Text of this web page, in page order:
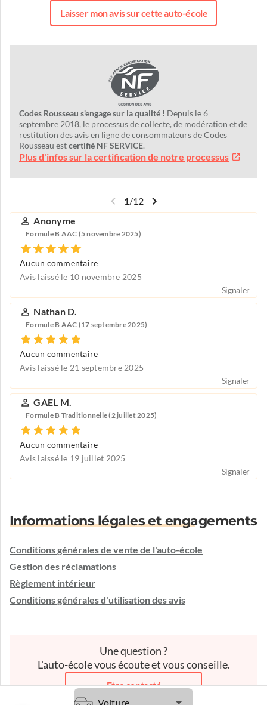
Laisser mon avis sur cette auto-école
Codes Rousseau s'engage sur la qualité ! Depuis le 6
septembre 2018, le processus de collecte, de modération et de
restitution des avis en ligne de consommateurs de Codes
Rousseau estcertifié NF SERVICE.
Plus d'infos sur la certification de notre processus
1/12
Anonyme
Formule B AAC (5 novembre 2025)
Aucun commentaire
Avis laissé le 10 novembre 2025
Signaler
Nathan D.
Formule B AAC (17 septembre 2025)
Aucun commentaire
Avis laissé le 21 septembre 2025
Signaler
GAEL M.
Formule B Traditionnelle (2 juillet 2025)
Aucun commentaire
Avis laissé le 19 juillet 2025
Signaler
Informations légales et engagements
Conditions générales de vente de l'auto-école
Gestion des réclamations
Règlement intérieur
Conditions générales d'utilisation des avis
Une question ?
L'auto-école vous écoute et vous conseille.
Etre contacté
Voiture